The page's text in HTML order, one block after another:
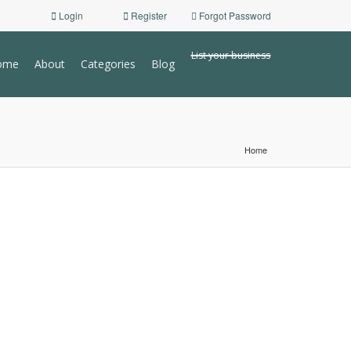
Login Register Forgot Password
About Categories Blog
List your business
Home